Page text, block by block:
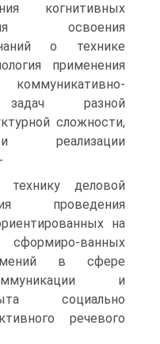
когнитивных
освоения
о технике
применения
задач разной
сложности,
реализации
деловой
проведения
на
ванных
умений в сфере
и
социально
речевого